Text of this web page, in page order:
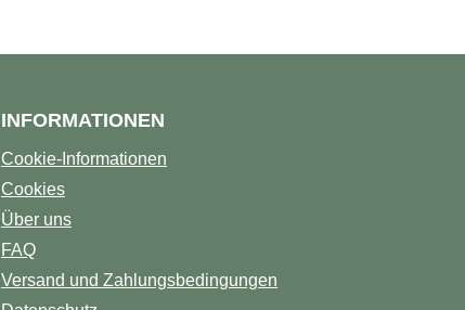
INFORMATIONEN
Cookie-Informationen
Cookies
Über uns
FAQ
Versand und Zahlungsbedingungen